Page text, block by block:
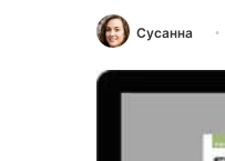
Сусанна